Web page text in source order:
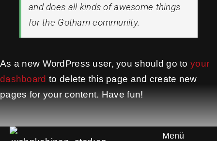
and does all kinds of awesome things
for the Gotham community.
As a new WordPress user, you should go to your
dashboard to delete this page and create new
pages for your content. Have fun!
Menü